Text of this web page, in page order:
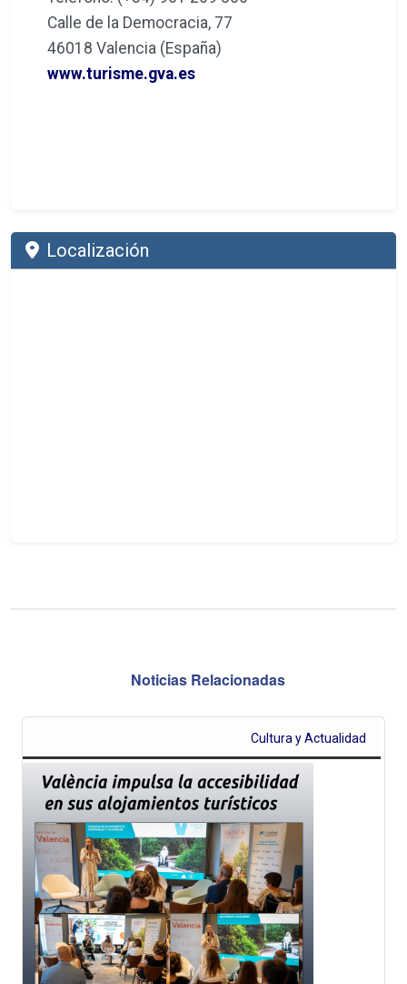
Calle de la Democracia, 77
46018 Valencia (España)
www.turisme.gva.es
Localización
Noticias Relacionadas
Cultura y Actualidad